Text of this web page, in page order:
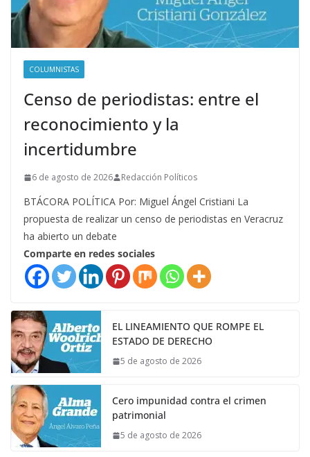
COLUMNISTAS
Censo de periodistas: entre el
reconocimiento y la
incertidumbre
6 de agosto de 2026 Redacción Políticos
BTÁCORA POLÍTICA Por: Miguel Ángel Cristiani La
propuesta de realizar un censo de periodistas en Veracruz
ha abierto un debate
Comparte en redes sociales
EL LINEAMIENTO QUE ROMPE EL
ESTADO DE DERECHO
5 de agosto de 2026
Cero impunidad contra el crimen
patrimonial
5 de agosto de 2026